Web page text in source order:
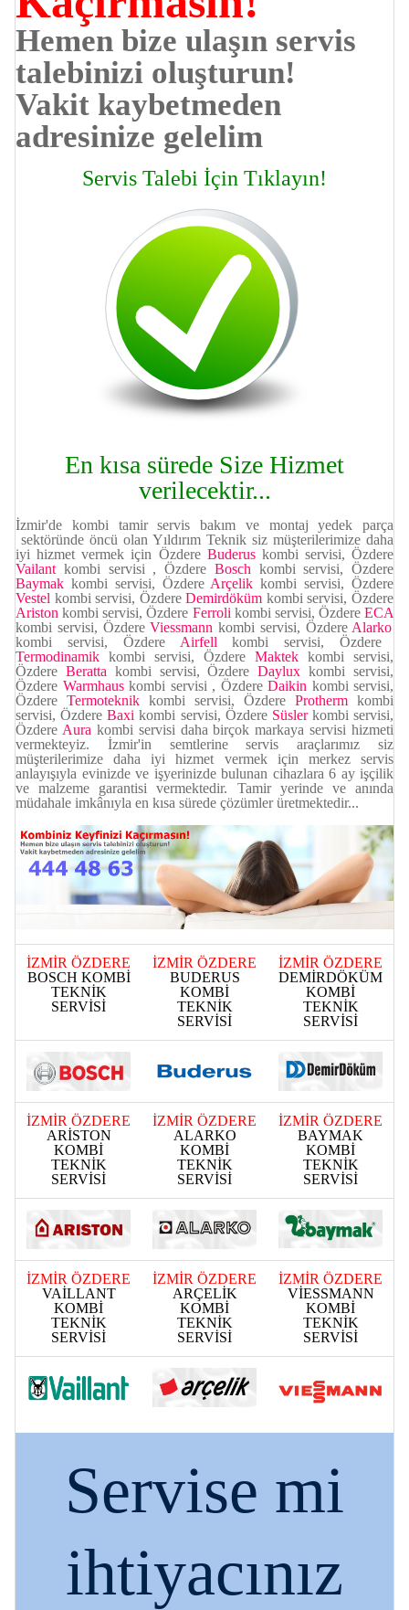
Hemen bize ulaşın servis
talebinizi oluşturun!
Vakit kaybetmeden
adresinize gelelim
Servis Talebi İçin Tıklayın!
En kısa sürede Size Hizmet
verilecektir...
İzmir'de kombi tamir servis bakım ve montaj yedek parça
sektöründe öncü olan Yıldırım Teknik siz müşterilerimize daha
iyi hizmet vermek için Özdere Buderuskombi servisi, Özdere
Vailant kombi servisi , Özdere Bosch kombi servisi, Özdere
Baymak kombi servisi, Özdere Arçelik kombi servisi, Özdere
Vestel kombi servisi, ÖzdereDemirdöküm kombi servisi, Özdere
Ariston kombi servisi, Özdere Ferroli kombi servisi, Özdere ECA
kombi servisi, ÖzdereViessmann kombi servisi, Özdere Alarko
kombi servisi, Özdere Airfell kombi servisi, Özdere
Termodinamik kombi servisi, Özdere Maktek kombi servisi,
Özdere Beratta kombi servisi, ÖzdereDayluxkombi servisi,
Özdere Warmhauskombi servisi , Özdere Daikin kombi servisi,
Özdere Termoteknik kombi servisi, Özdere Protherm kombi
servisi, ÖzdereBaxi kombi servisi, Özdere Süslerkombi servisi,
Özdere Aura kombi servisi daha birçok markaya servisi hizmeti
vermekteyiz. İzmir'in semtlerine servis araçlarımız siz
müşterilerimize daha iyi hizmet vermek için merkez servis
anlayışıyla evinizde ve işyerinizde bulunan cihazlara 6 ay işçilik
ve malzeme garantisi vermektedir. Tamir yerinde ve anında
müdahale imkânıyla en kısa sürede çözümler üretmektedir...
İZMİR ÖZDERE
BOSCH KOMBİ
TEKNİK
SERVİSİ
İZMİR ÖZDERE
BUDERUS
KOMBİ
TEKNİK
SERVİSİ
İZMİR ÖZDERE
DEMİRDÖKÜM
KOMBİ
TEKNİK
SERVİSİ
İZMİR ÖZDERE
ARİSTON
KOMBİ
TEKNİK
SERVİSİ
İZMİR ÖZDERE
ALARKO
KOMBİ
TEKNİK
SERVİSİ
İZMİR ÖZDERE
BAYMAK
KOMBİ
TEKNİK
SERVİSİ
İZMİR ÖZDERE
VAİLLANT
KOMBİ
TEKNİK
SERVİSİ
İZMİR ÖZDERE
ARÇELİK
KOMBİ
TEKNİK
SERVİSİ
İZMİR ÖZDERE
VİESSMANN
KOMBİ
TEKNİK
SERVİSİ
Servise mi
ihtiyacınız